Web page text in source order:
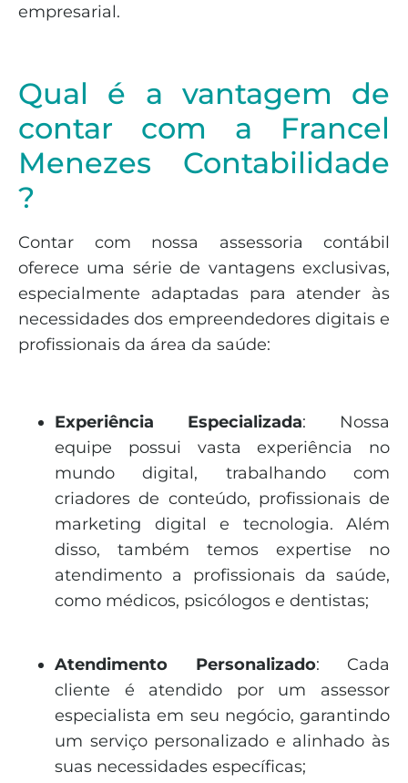
empresarial.
Qual é a vantagem de
contar com a Francel
Menezes Contabilidade
?
Contar com nossa assessoria contábil
oferece uma série de vantagens exclusivas,
especialmente adaptadas para atender às
necessidades dos empreendedores digitais e
profissionais da área da saúde:
Experiência Especializada: Nossa
equipe possui vasta experiência no
mundo digital, trabalhando com
criadores de conteúdo, profissionais de
marketing digital e tecnologia. Além
disso, também temos expertise no
atendimento a profissionais da saúde,
como médicos, psicólogos e dentistas;
Atendimento Personalizado: Cada
cliente é atendido por um assessor
especialista em seu negócio, garantindo
um serviço personalizado e alinhado às
suas necessidades específicas;